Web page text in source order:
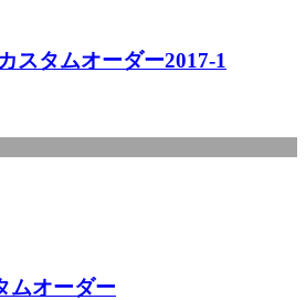
スタムオーダー2017-1
ムオーダー